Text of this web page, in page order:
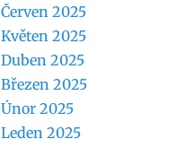
Červen 2025
Květen 2025
Duben 2025
Březen 2025
Únor 2025
Leden 2025